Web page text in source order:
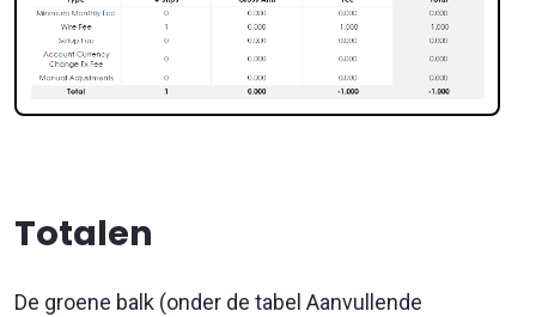
Totalen
De groene balk (onder de tabel Aanvullende